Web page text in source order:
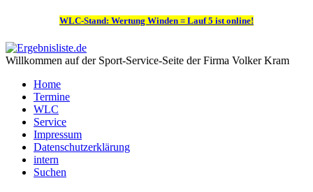
WLC-Stand: Wertung Winden = Lauf 5 ist online!
Willkommen auf der Sport-Service-Seite der Firma Volker Kram
Home
Termine
WLC
Service
Impressum
Datenschutzerklärung
intern
Suchen